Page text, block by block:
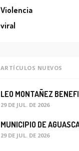
Violencia
viral
ARTÍCULOS NUEVOS
29 DE JUL. DE 2026
29 DE JUL. DE 2026